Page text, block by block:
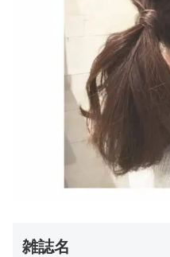
雑誌名